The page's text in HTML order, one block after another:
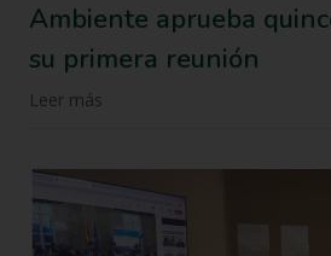
Ambiente aprueba
su primera reunión
Leer más